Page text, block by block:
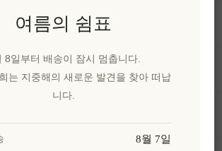
정보
내 계정
여름의 쉼표
8일부터 배송이 잠시 멈춥니다.
는 지중해의 새로운 발견을 찾아 떠납
니다.
8월 7일